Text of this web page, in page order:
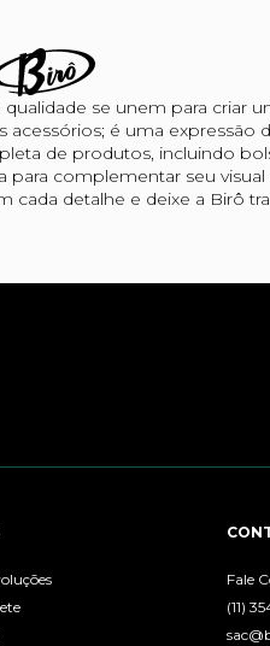
se unem para criar
é uma expressão
de produtos, incluindo
complementar seu
cada detalhe e deixe a Birô
Fale
(11)